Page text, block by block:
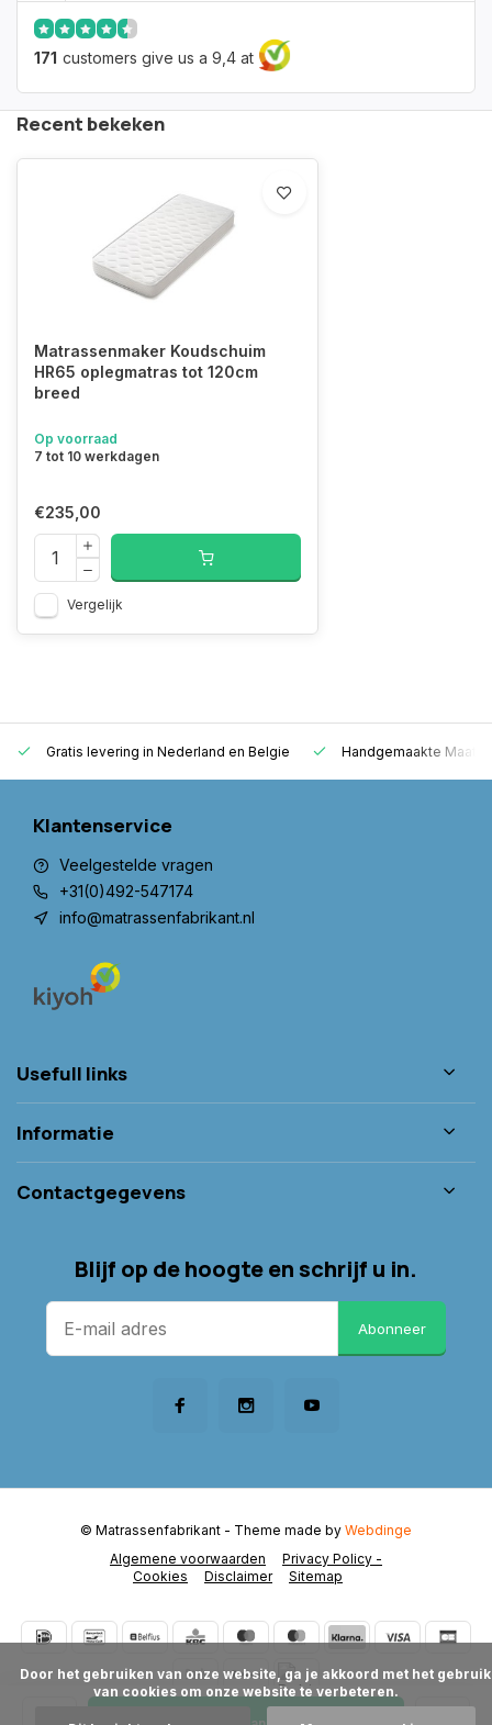
171 customers give us a 9,4 at
Recent bekeken
Matrassenmaker Koudschuim
HR65 oplegmatras tot 120cm
breed
Op voorraad
7 tot 10 werkdagen
€235,00
Vergelijk
Gratis levering in Nederland en Belgie Handgemaakte
Klantenservice
Veelgestelde vragen
+31(0)492-547174
info@matrassenfabrikant.nl
Usefull links
Informatie
Contactgegevens
Blijf op de hoogte en schrijf u in.
Abonneer
Algemene voorwaarden
Privacy Policy -
Cookies
Disclaimer Sitemap
© Matrassenfabrikant - Theme made by Webdinge
van cookies om onze website te verbeteren.